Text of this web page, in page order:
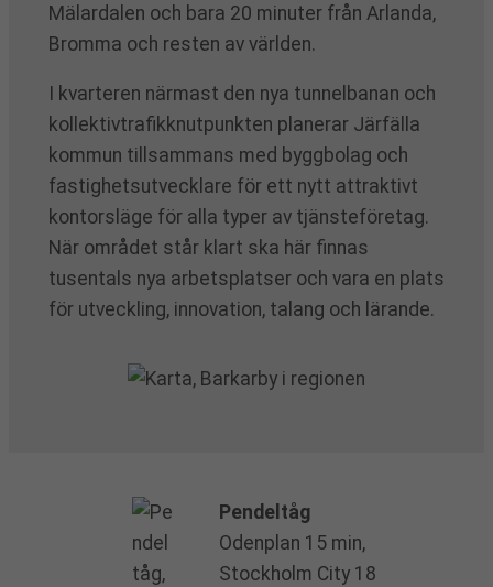
Mälardalen och bara 20 minuter från Arlanda,
Bromma och resten av världen.
I kvarteren närmast den nya tunnelbanan och
kollektivtrafikknutpunkten planerar Järfälla
kommun tillsammans med byggbolag och
fastighetsutvecklare för ett nytt attraktivt
kontorsläge för alla typer av tjänsteföretag.
När området står klart ska här finnas
tusentals nya arbetsplatser och vara en plats
för utveckling, innovation, talang och lärande.
Pendeltåg
Odenplan 15 min,
Stockholm City 18